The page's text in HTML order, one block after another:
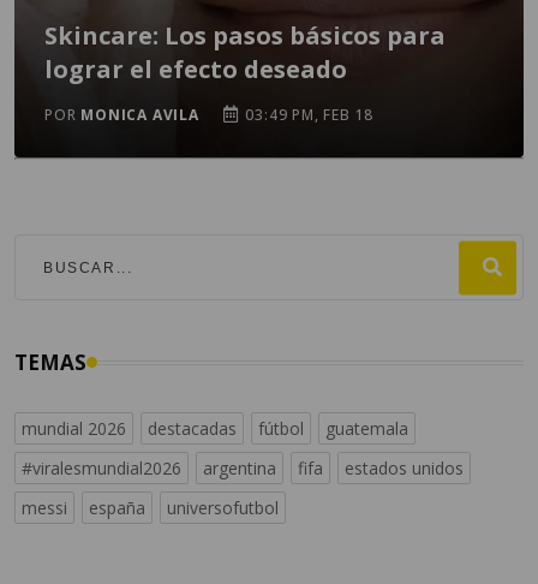
Skincare: Los pasos básicos para
lograr el efecto deseado
POR MONICA AVILA 03:49 PM, FEB 18
TEMAS
mundial 2026 destacadas fútbol
guatemala
#viralesmundial2026
argentina fifa
estados unidos
messi
españa universofutbol